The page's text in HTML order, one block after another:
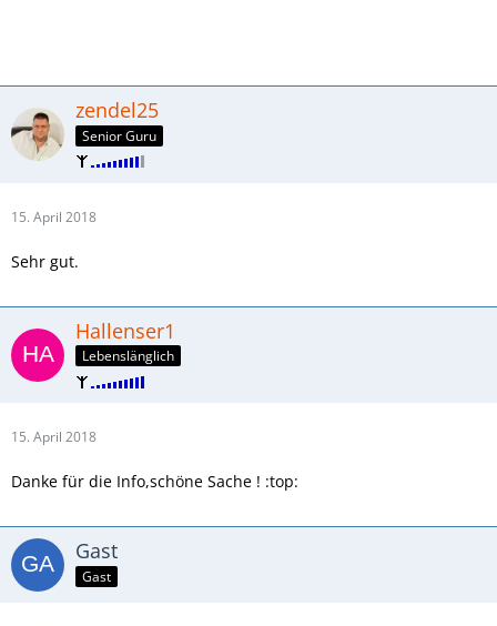
zendel25
Senior Guru
15. April 2018
Sehr gut.
Hallenser1
Lebenslänglich
15. April 2018
Danke für die Info,schöne Sache ! :top:
Gast
Gast